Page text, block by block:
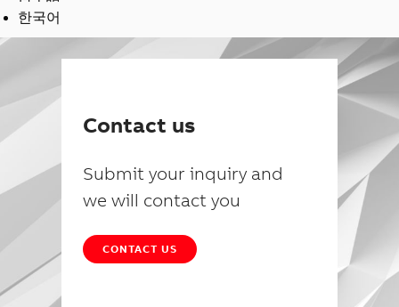
한국어
Contact us
Submit your inquiry and
we will contact you
CONTACT US